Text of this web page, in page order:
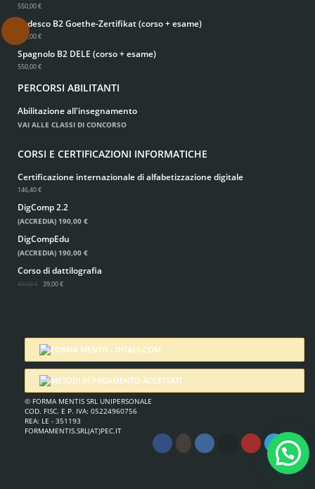
550,00 €
Tedesco B2 Goethe-Zertifikat (corso + esame)
550,00 €
Spagnolo B2 DELE (corso + esame)
550,00 €
PERCORSI ABILITANTI
Abilitazione all'insegnamento
VAI ALLE CLASSI DI CONCORSO
CORSI E CERTIFICAZIONI INFORMATICHE
Certificazione internazionale di alfabetizzazione digitale
146,40 €
DigComp 2.2
(ACCREDIA) 190,00 €
DigCompEdu
(ACCREDIA) 190,00 €
Corso di dattilografia
49,00 € 39,00 €
© FORMA MENTIS SRL UNIPERSONALE
COD. FISC. E P. IVA: 05224960756
REA: LE - 351193
FORMAMENTIS.SRL(AT)PEC.IT